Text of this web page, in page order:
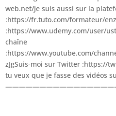
web.net/Je suis aussi sur la
:https://fr.tuto.com/formateur/
:https://www.udemy.com/user/
chaîne
:https://www.youtube.com/
zJgSuis-moi sur Twitter :https://
tu veux que je fasse des vidéos